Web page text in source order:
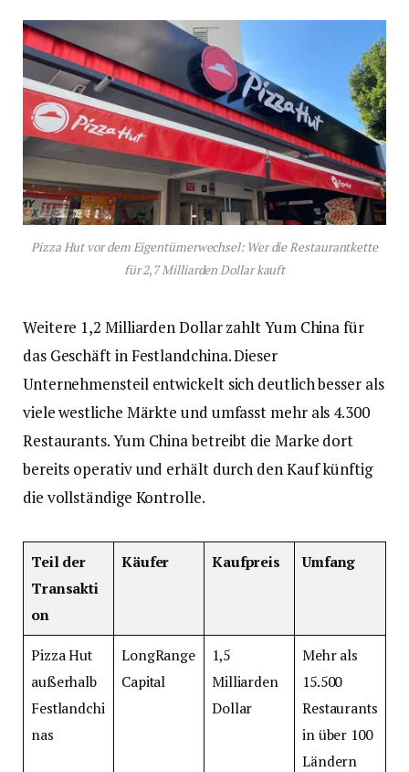
Pizza Hut vor dem Eigentümerwechsel: Wer die Restaurantkette
für 2,7 Milliarden Dollar kauft
Weitere 1,2 Milliarden Dollar zahlt Yum China für
das Geschäft in Festlandchina. Dieser
Unternehmensteil entwickelt sich deutlich besser als
viele westliche Märkte und umfasst mehr als 4.300
Restaurants. Yum China betreibt die Marke dort
bereits operativ und erhält durch den Kauf künftig
die vollständige Kontrolle.
Teil der
Transakti
on
Käufer Kaufpreis Umfang
Pizza Hut
außerhalb
Festlandchi
nas
LongRange
Capital
1,5
Milliarden
Dollar
Mehr als
15.500
Restaurants
in über 100
Ländern